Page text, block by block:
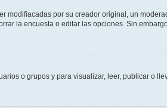
modifiacadas por su creador original, un
la encuesta o editar las opciones. Sin
o grupos y para visualizar, leer, publicar o